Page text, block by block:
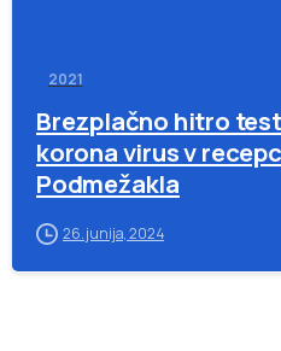
2021
Brezplačno hitro
korona virus v
Podmežakla
26. junija, 2024